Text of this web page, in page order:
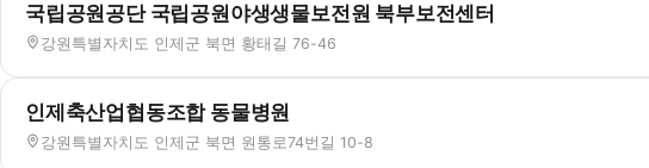
국립공원공단 국립공원야생생물보전원 북부보전센터
강원특별자치도 인제군 북면 황태길 76-46
인제축산업협동조합 동물병원
강원특별자치도 인제군 북면 원통로74번길 10-8